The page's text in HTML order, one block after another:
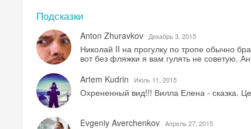
Подсказки
Anton Zhuravkov Декабрь 3, 2015
Николай II на прогулку по тропе обычно
вот без фляжки я вам гулять не советую.
Artem Kudrin
Июль 11, 2015
Охрененный вид!!! Вилла Елена - сказка.
Evgeniy Averchenkov Aпрель 27, 2015